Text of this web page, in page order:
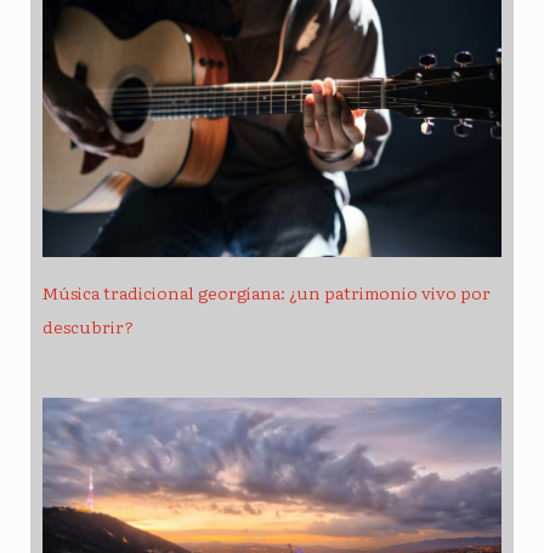
Música tradicional georgiana: ¿un patrimonio vivo por
descubrir?